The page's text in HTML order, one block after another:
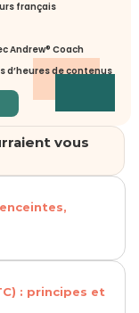
français
Andrew® Coach
d’heures de contenus
vous
: principes et